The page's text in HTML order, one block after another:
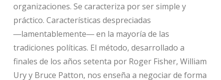
organizaciones. Se caracteriza por ser simple y
práctico. Características despreciadas
―lamentablemente― en la mayoría de las
tradiciones políticas. El método, desarrollado a
finales de los años setenta por Roger Fisher, William
Ury y Bruce Patton, nos enseña a negociar de forma